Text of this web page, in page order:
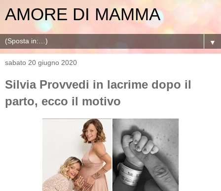
AMORE DI MAMMA
▼
sabato 20 giugno 2020
Silvia Provvedi in lacrime dopo il
parto, ecco il motivo